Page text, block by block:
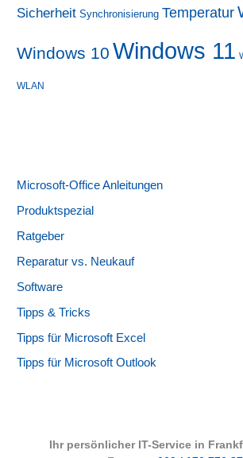
Sicherheit Synchronisierung Temperatur
Windows 10 Windows 11
WLAN
Microsoft-Office Anleitungen
Produktspezial
Ratgeber
Reparatur vs. Neukauf
Software
Tipps & Tricks
Tipps für Microsoft Excel
Tipps für Microsoft Outlook
Ihr persönlicher IT-Service in